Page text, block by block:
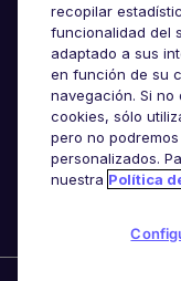
Búsqueda de
Empresas
Sobre Michael
recopilar
funcionalidad del
adaptado a sus
en función de su
navegación. Si no
cookies, sólo
pero no
personalizados.
nuestra Política